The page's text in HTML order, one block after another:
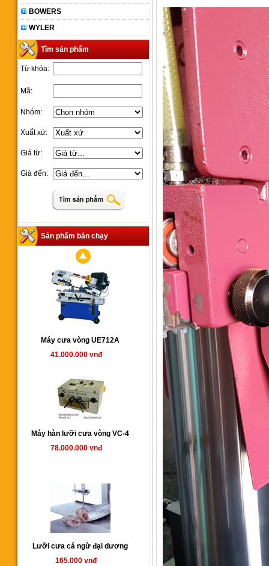
BOWERS
WYLER
Tìm sản phẩm
Từ khóa:
Mã:
Nhóm:
Xuất xứ:
Giá từ:
Giá đến:
Sản phẩm bán chạy
Máy cưa vòng UE712A
41.000.000 vnđ
Máy hàn lưỡi cưa vòng VC-4
78.000.000 vnđ
Lưỡi cưa cá ngừ đại dương
165.000 vnđ